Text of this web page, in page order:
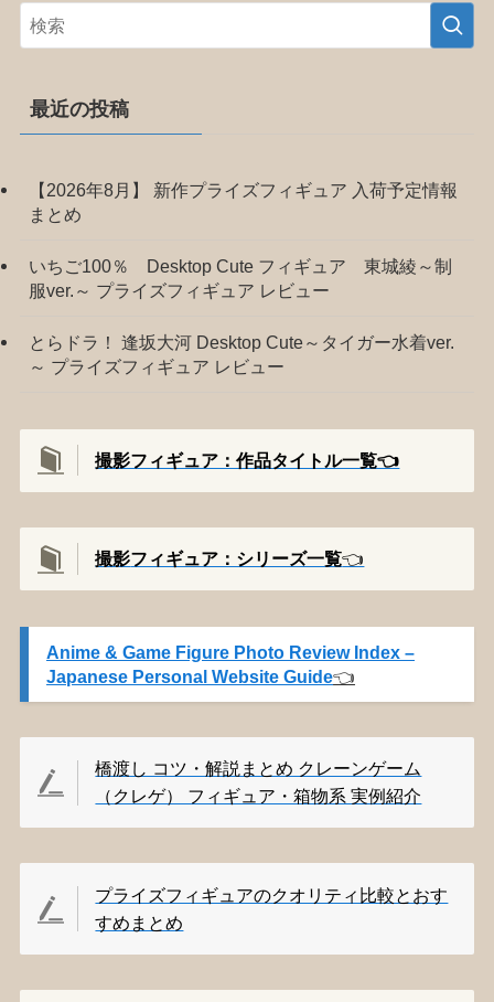
最近の投稿
【2026年8月】 新作プライズフィギュア 入荷予定情報
まとめ
いちご100％ Desktop Cute フィギュア 東城綾～制
服ver.～ プライズフィギュア レビュー
とらドラ！ 逢坂大河 Desktop Cute～タイガー水着ver.
～ プライズフィギュア レビュー
撮影フィギュア：作品タイトル一覧👈️
撮影フィギュア：シリーズ一覧👈️
Anime & Game Figure Photo Review Index –
Japanese Personal Website Guide👈️
橋渡し コツ・解説まとめ クレーンゲーム
（クレゲ） フィギュア・箱物系 実例紹介
プライズフィギュアのクオリティ比較とおす
すめまとめ